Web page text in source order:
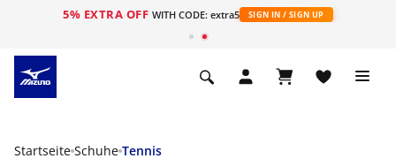
5% EXTRA OFF WITH CODE: extra5 SIGN IN / SIGN UP
Startseite Schuhe Tennis